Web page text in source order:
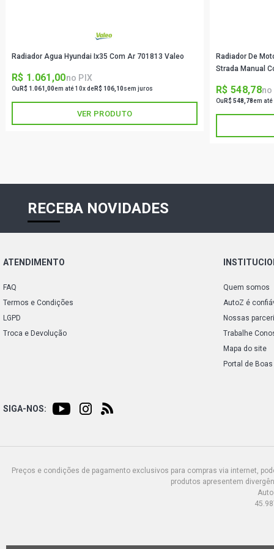
Radiador Agua Hyundai Ix35 Com Ar 701813 Valeo
R$ 1.061,00no PIX
Ou R$ 1.061,00em até 10x deR$ 106,10sem juros
VER PRODUTO
Radiador De
Strada Manual
R$ 548,78no
Ou R$ 548,78em até
RECEBA NOVIDADES
ATENDIMENTO
FAQ
Termos e Condições
LGPD
Troca e Devolução
Quem somos
AutoZ é
Nossas
Trabalhe
Mapa do site
Portal de
SIGA-NOS:
Preços e condições de pagamento exclusivos para compras via internet,
produtos apresentem